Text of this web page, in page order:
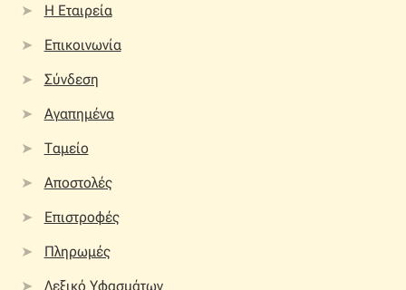
Η Εταιρεία
Επικοινωνία
Σύνδεση
Αγαπημένα
Ταμείο
Αποστολές
Επιστροφές
Πληρωμές
Λεξικό Υφασμάτων